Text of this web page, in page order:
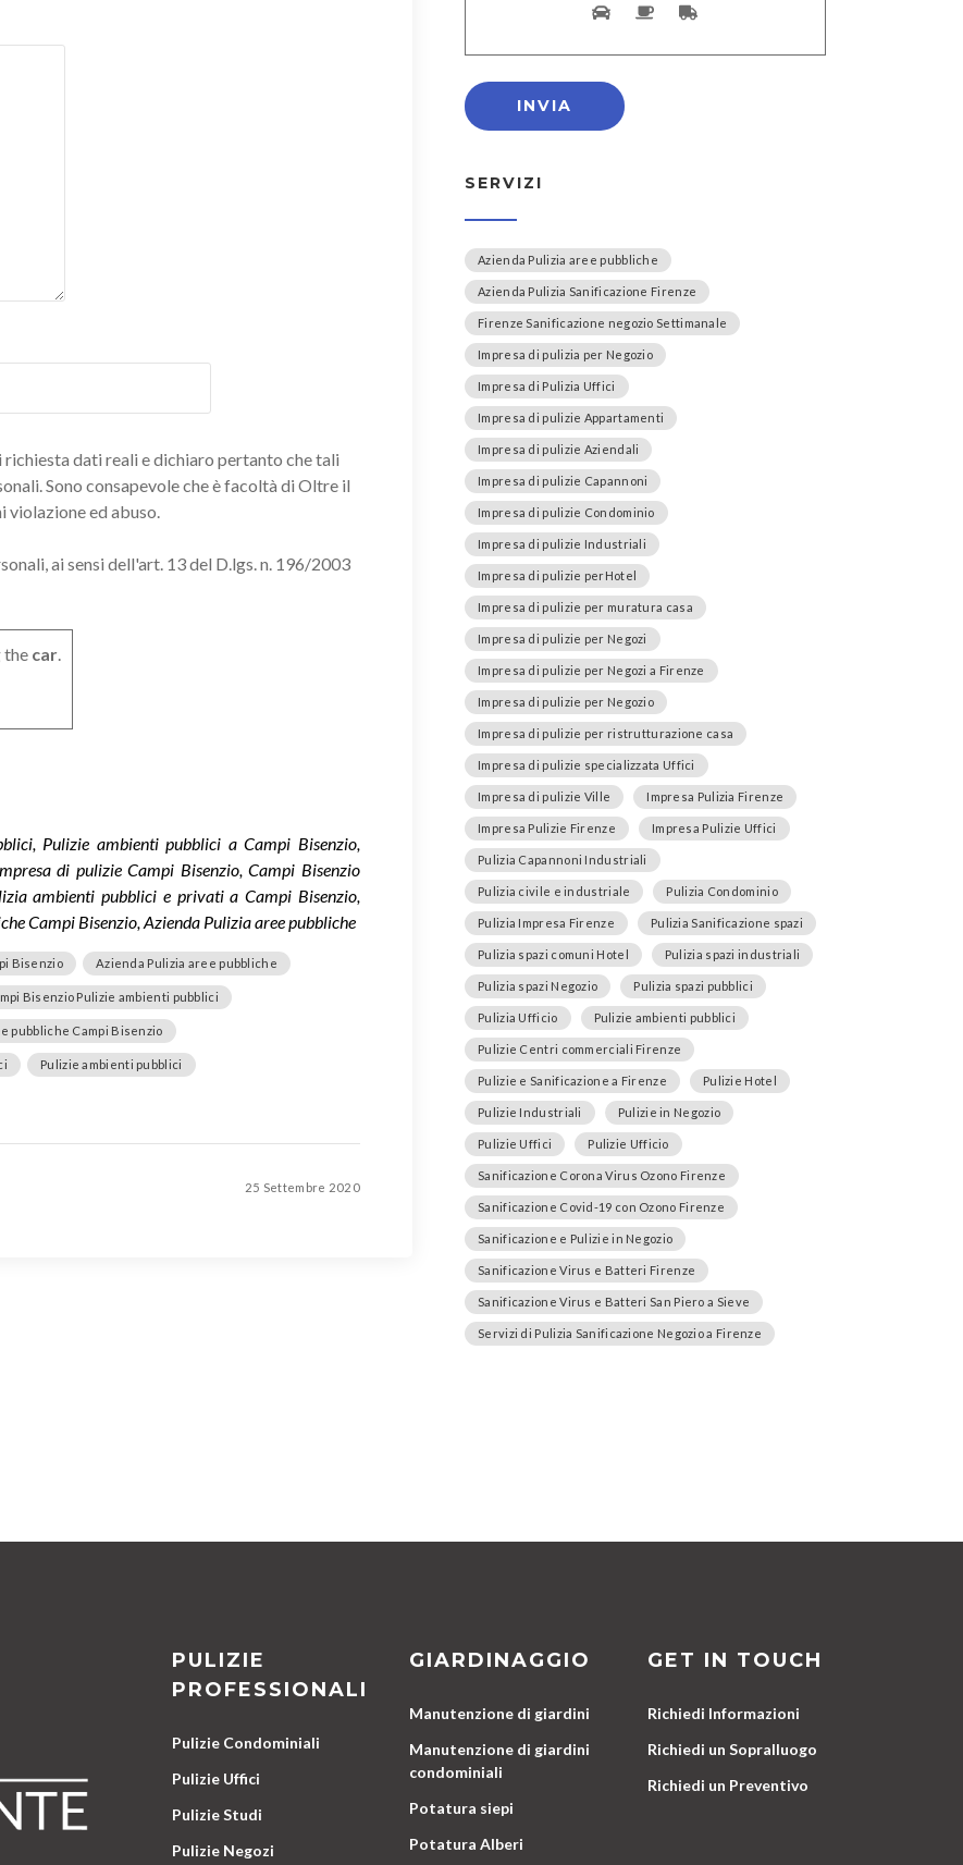
dati reali e dichiaro pertanto che tali
Sono consapevole che è facoltà di Oltre il
violazione ed abuso.
ai sensi dell'art. 13 del D.lgs. n. 196/2003
the car.
Pulizie ambienti pubblici a Campi Bisenzio,
di pulizie Campi Bisenzio, Campi Bisenzio
ambienti pubblici e privati a Campi Bisenzio,
Campi Bisenzio, Azienda Pulizia aree pubbliche
Bisenzio Azienda Pulizia aree pubbliche
Bisenzio Pulizie ambienti pubblici
pubbliche Campi Bisenzio
Pulizie ambienti pubblici
25 Settembre 2020
SERVIZI
Azienda Pulizia aree pubbliche
Azienda Pulizia Sanificazione Firenze
Firenze Sanificazione negozio Settimanale
Impresa di pulizia per Negozio
Impresa di Pulizia Uffici
Impresa di pulizie Appartamenti
Impresa di pulizie Aziendali
Impresa di pulizie Capannoni
Impresa di pulizie Condominio
Impresa di pulizie Industriali
Impresa di pulizie perHotel
Impresa di pulizie per muratura casa
Impresa di pulizie per Negozi
Impresa di pulizie per Negozi a Firenze
Impresa di pulizie per Negozio
Impresa di pulizie per ristrutturazione casa
Impresa di pulizie specializzata Uffici
Impresa di pulizie Ville Impresa Pulizia Firenze
Impresa Pulizie Firenze Impresa Pulizie Uffici
Pulizia Capannoni Industriali
Pulizia civile e industriale Pulizia Condominio
Pulizia Impresa Firenze Pulizia Sanificazione spazi
Pulizia spazi comuni Hotel Pulizia spazi industriali
Pulizia spazi Negozio Pulizia spazi pubblici
Pulizia Ufficio Pulizie ambienti pubblici
Pulizie Centri commerciali Firenze
Pulizie e Sanificazione a Firenze Pulizie Hotel
Pulizie Industriali Pulizie in Negozio
Pulizie Uffici Pulizie Ufficio
Sanificazione Corona Virus Ozono Firenze
Sanificazione Covid-19 con Ozono Firenze
Sanificazione e Pulizie in Negozio
Sanificazione Virus e Batteri Firenze
Sanificazione Virus e Batteri San Piero a Sieve
Servizi di Pulizia Sanificazione Negozio a Firenze
PULIZIE
PROFESSIONALI
Pulizie Condominiali
Pulizie Uffici
Pulizie Studi
Pulizie Negozi
GIARDINAGGIO
Manutenzione di giardini
Manutenzione di giardini
condominiali
Potatura siepi
Potatura Alberi
GET IN TOUCH
Richiedi Informazioni
Richiedi un Sopralluogo
Richiedi un Preventivo